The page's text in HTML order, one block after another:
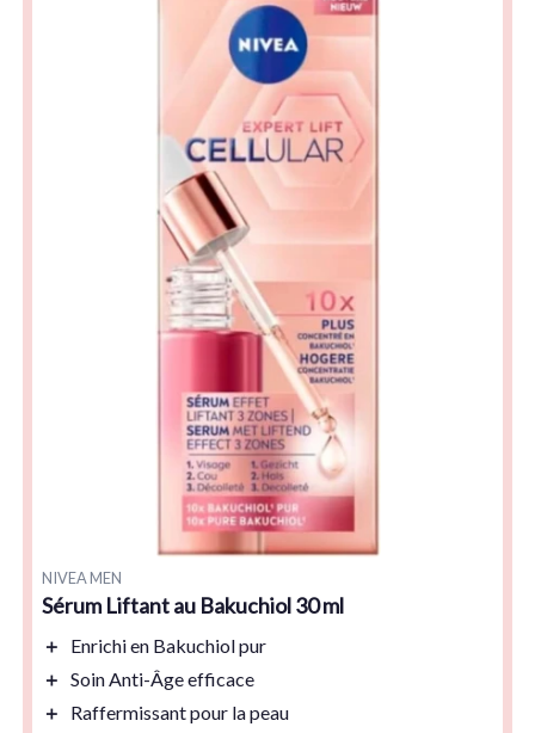
NIVEA MEN
Sérum Liftant au Bakuchiol 30 ml
＋ Enrichi en Bakuchiol pur
＋ Soin Anti-Âgeefficace
＋
Raffermissantpour la peau